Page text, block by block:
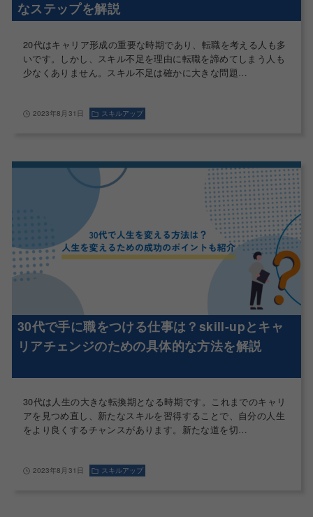
なステップを解説
20代はキャリア形成の重要な時期であり、転職を考える人も多
いです。しかし、スキル不足を理由に転職を諦めてしまう人も
少なくありません。スキル不足は確かに大きな問題…
2023年8月31日 スキルアップ
30代で手に職をつける仕事は？skill-upとキャ
リアチェンジのための具体的な方法を解説
30代は人生の大きな転換期となる時期です。これまでのキャリ
アを見つめ直し、新たなスキルを習得することで、自分の人生
をより良くするチャンスがあります。新たな道を切…
2023年8月31日 スキルアップ